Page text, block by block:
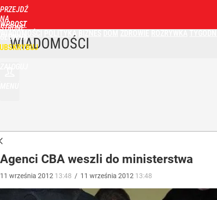
PRZEJDŹ
NA
STRONĘ
GŁÓWNĄ
WPROST
POLITYKA
WIADOMOŚCI
Agenci CBA weszli do ministerstwa
11 września 2012 13:48 / 11 września 2012 13:48